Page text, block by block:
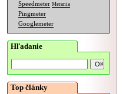
Speedmeter Merania
Pingmeter
Googlemeter
Hľadanie
Top články